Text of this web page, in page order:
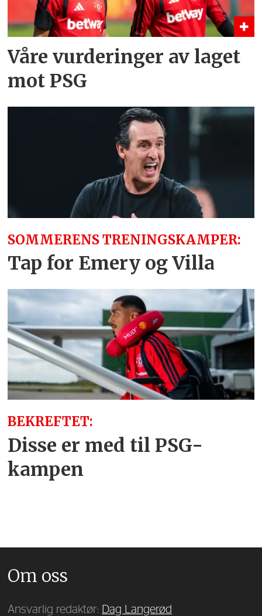
Våre vurderinger av laget
mot PSG
SOMMERENS TRENINGSKAMPER:
Tap for Emery og Villa
BEKREFTET:
Disse er med til PSG-
kampen
Om oss
Ansvarlig redaktør: Dag Langerød